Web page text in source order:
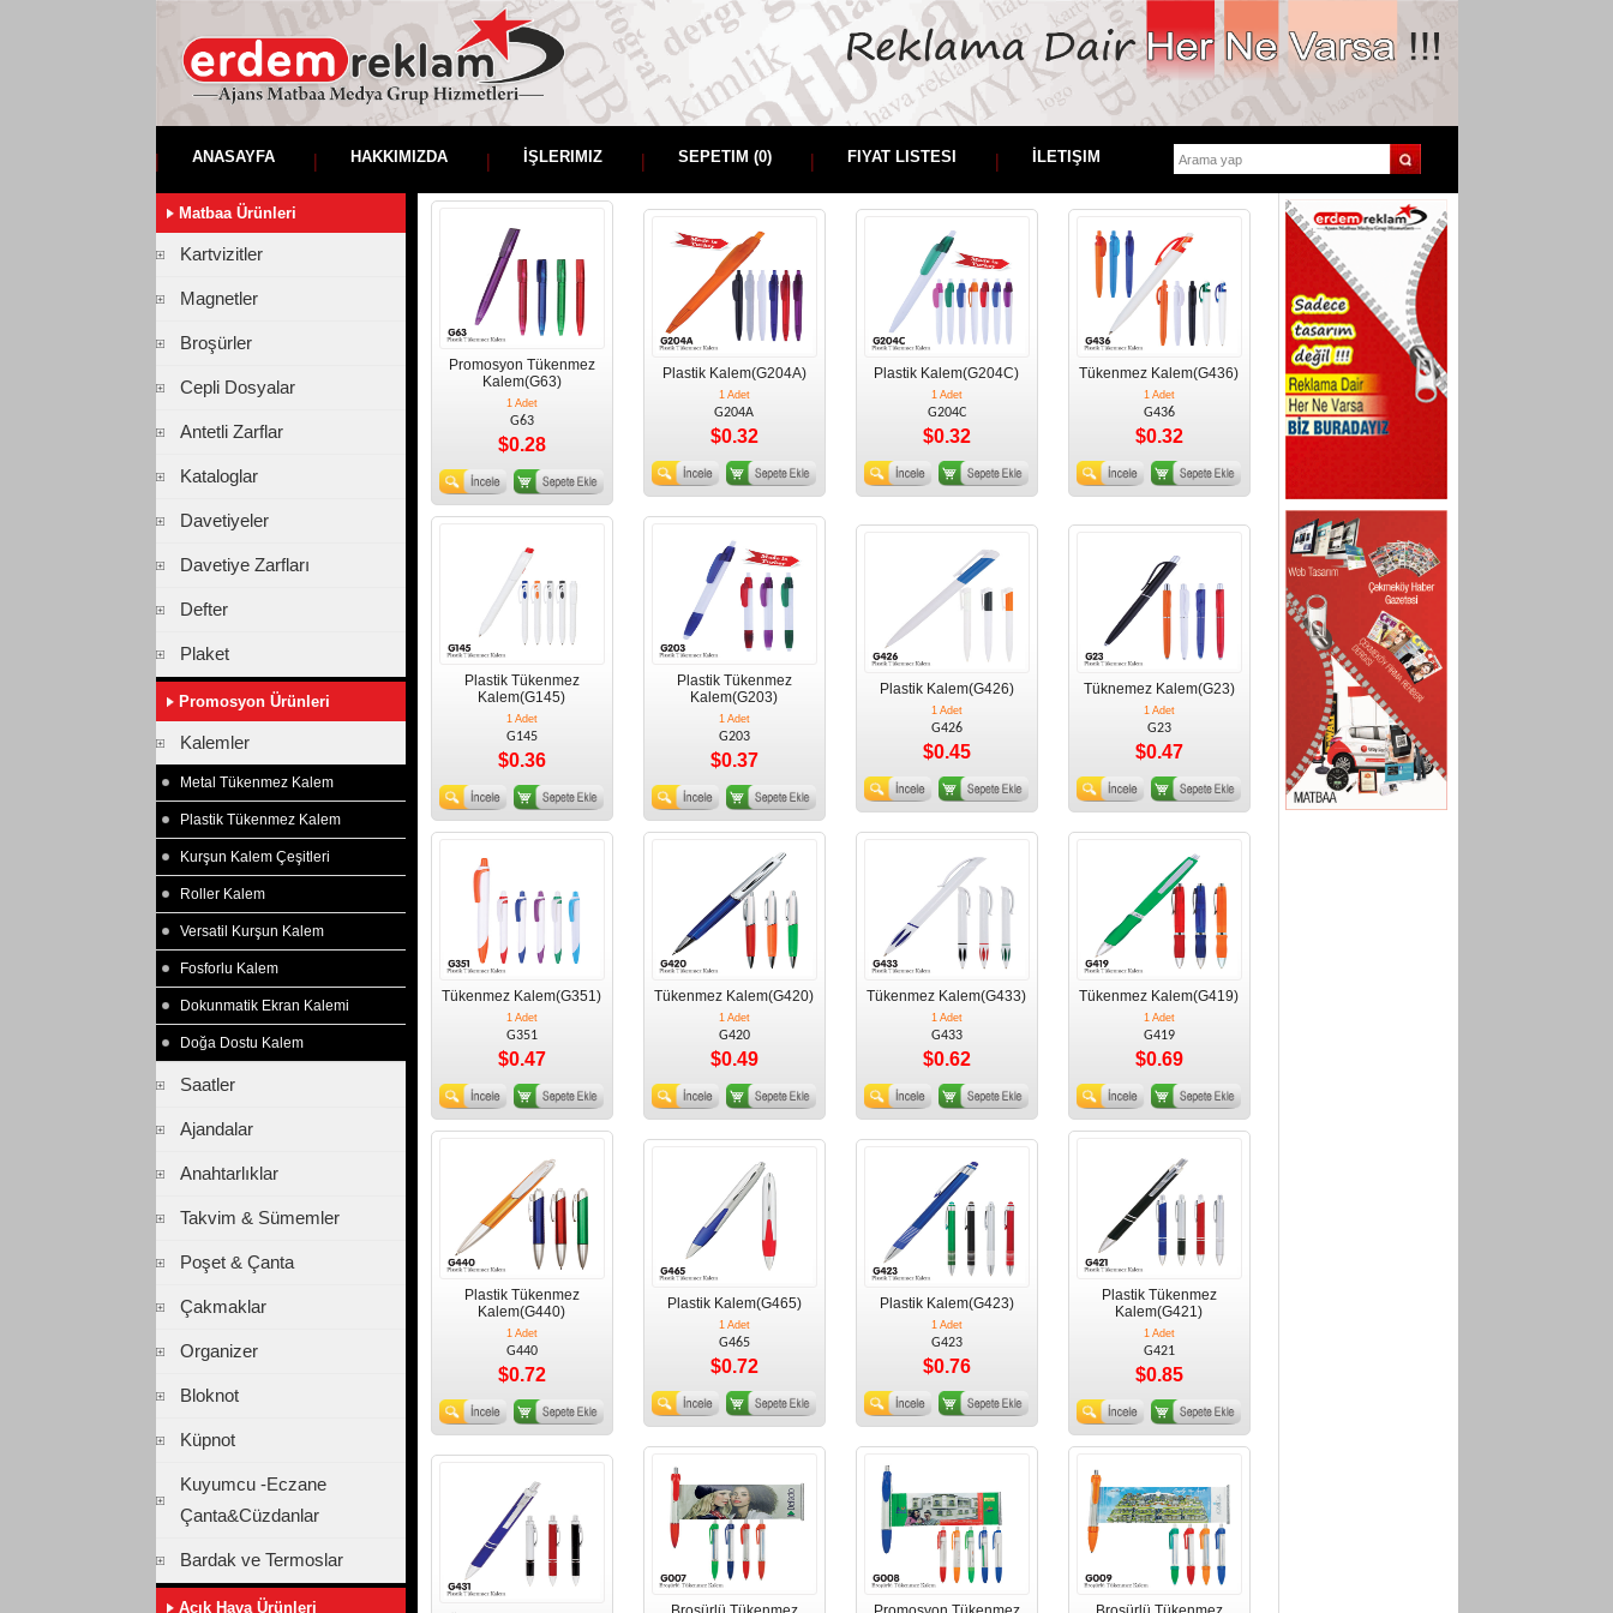
ANASAYFA HAKKIMIZDA İŞLERIMIZ SEPETIM (0) FIYAT LISTESI İLETIŞIM
Matbaa Ürünleri
Kartvizitler
Magnetler
Broşürler
Cepli Dosyalar
Antetli Zarflar
Kataloglar
Davetiyeler
Davetiye Zarfları
Defter
Plaket
Promosyon Ürünleri
Kalemler
Metal Tükenmez Kalem
Plastik Tükenmez Kalem
Kurşun Kalem Çeşitleri
Roller Kalem
Versatil Kurşun Kalem
Fosforlu Kalem
Dokunmatik Ekran Kalemi
Doğa Dostu Kalem
Saatler
Ajandalar
Anahtarlıklar
Takvim & Sümemler
Poşet & Çanta
Çakmaklar
Organizer
Bloknot
Küpnot
Kuyumcu -Eczane
Çanta&Cüzdanlar
Bardak ve Termoslar
Açık Hava Ürünleri
Promosyon Tükenmez
Kalem(G63)
1 Adet
G63
$0.28
Plastik Kalem(G204A)
1 Adet
G204A
$0.32
Plastik Kalem(G204C)
1 Adet
G204C
$0.32
Tükenmez Kalem(G436)
1 Adet
G436
$0.32
Plastik Tükenmez
Kalem(G145)
1 Adet
G145
$0.36
Plastik Tükenmez
Kalem(G203)
1 Adet
G203
$0.37
Plastik Kalem(G426)
1 Adet
G426
$0.45
Tüknemez Kalem(G23)
1 Adet
G23
$0.47
Tükenmez Kalem(G351)
1 Adet
G351
$0.47
Tükenmez Kalem(G420)
1 Adet
G420
$0.49
Tükenmez Kalem(G433)
1 Adet
G433
$0.62
Tükenmez Kalem(G419)
1 Adet
G419
$0.69
Plastik Tükenmez
Kalem(G440)
1 Adet
G440
$0.72
Plastik Kalem(G465)
1 Adet
G465
$0.72
Plastik Kalem(G423)
1 Adet
G423
$0.76
Plastik Tükenmez
Kalem(G421)
1 Adet
G421
$0.85